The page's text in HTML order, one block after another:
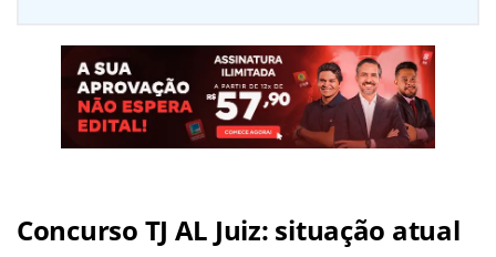
Concurso TJ AL Juiz: situação atual